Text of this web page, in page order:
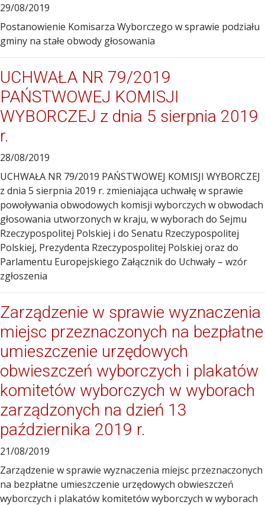
29/08/2019
Postanowienie Komisarza Wyborczego w sprawie podziału
gminy na stałe obwody głosowania
UCHWAŁA NR 79/2019
PAŃSTWOWEJ KOMISJI
WYBORCZEJ z dnia 5 sierpnia 2019
r.
28/08/2019
UCHWAŁA NR 79/2019 PAŃSTWOWEJ KOMISJI WYBORCZEJ
z dnia 5 sierpnia 2019 r. zmieniająca uchwałę w sprawie
powoływania obwodowych komisji wyborczych w obwodach
głosowania utworzonych w kraju, w wyborach do Sejmu
Rzeczypospolitej Polskiej i do Senatu Rzeczypospolitej
Polskiej, Prezydenta Rzeczypospolitej Polskiej oraz do
Parlamentu Europejskiego Załącznik do Uchwały – wzór
zgłoszenia
Zarządzenie w sprawie wyznaczenia
miejsc przeznaczonych na bezpłatne
umieszczenie urzędowych
obwieszczeń wyborczych i plakatów
komitetów wyborczych w wyborach
zarządzonych na dzień 13
października 2019 r.
21/08/2019
Zarządzenie w sprawie wyznaczenia miejsc przeznaczonych
na bezpłatne umieszczenie urzędowych obwieszczeń
wyborczych i plakatów komitetów wyborczych w wyborach